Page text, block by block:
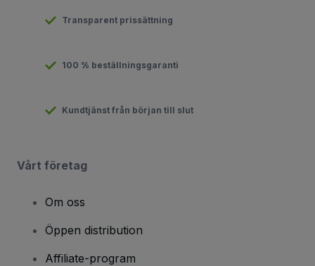
Transparent prissättning
100 % beställningsgaranti
Kundtjänst från början till slut
Vårt företag
Om oss
Öppen distribution
Affiliate-program